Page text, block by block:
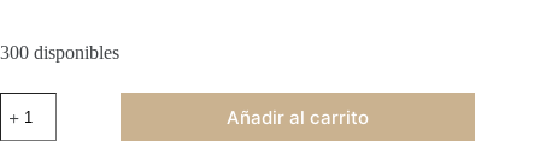
300 disponibles
Bordó
mate
Añadir al carrito